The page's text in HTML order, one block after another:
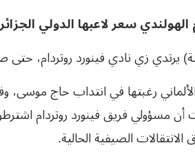
الهولندي سعر لاعبها الدولي
رغبتها في انتداب حاج موسى،
الصيفية الحالية.